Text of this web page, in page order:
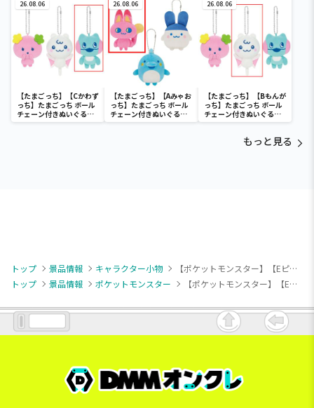
いぐるみ～モルペコ（は
らぺこもよう）～
ゃもふぐっとぬいぐるみ
～モルペコ（まんぷくも
よう）～
ぐるみ～ナマコブシ～
26.08.06
【たまごっち】【Cかわず
っち】たまごっち ボール
チェーン付きぬいぐるみ
～Tamagotchi
26.08.06
【たまごっち】【Aみゃお
っち】たまごっち ボール
チェーン付きぬいぐるみ
～Tamagotchi
26.08.06
【たまごっち】【Bもんが
っち】たまごっち ボール
チェーン付きぬいぐるみ
～Tamagotchi
もっと見る
トップ 景品情報 キャラクター小物
【ポケットモンスター】【Eピカチュウとマリルたち】ポケットモンスター アクリルキーチェーン
トップ
景品情報 ポケットモンスター 【ポケットモンスター】【Eピカチュウとマリルたち】ポケットモンスター アクリルキーチェーン